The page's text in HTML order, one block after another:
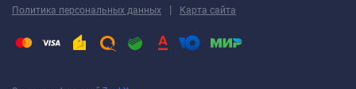
Политика персональных данных | Карта сайта